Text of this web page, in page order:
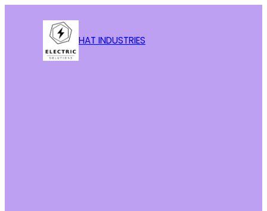
HAT INDUSTRIES